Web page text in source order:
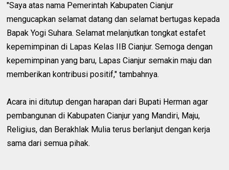
"Saya atas nama Pemerintah Kabupaten Cianjur
mengucapkan selamat datang dan selamat bertugas kepada
Bapak Yogi Suhara. Selamat melanjutkan tongkat estafet
kepemimpinan di Lapas Kelas IIB Cianjur. Semoga dengan
kepemimpinan yang baru, Lapas Cianjur semakin maju dan
memberikan kontribusi positif," tambahnya.
Acara ini ditutup dengan harapan dari Bupati Herman agar
pembangunan di Kabupaten Cianjur yang Mandiri, Maju,
Religius, dan Berakhlak Mulia terus berlanjut dengan kerja
sama dari semua pihak.